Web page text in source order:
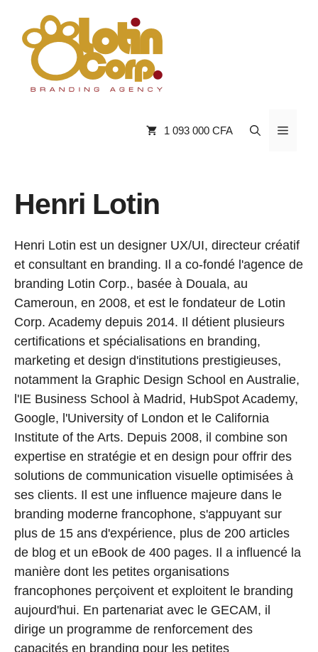
contenu
1 093 000 CFA Menu
Henri Lotin
Henri Lotin est un designer UX/UI, directeur créatif
et consultant en branding. Il a co-fondé l'agence de
branding Lotin Corp., basée à Douala, au
Cameroun, en 2008, et est le fondateur de Lotin
Corp. Academy depuis 2014. Il détient plusieurs
certifications et spécialisations en branding,
marketing et design d'institutions prestigieuses,
notamment la Graphic Design School en Australie,
l'IE Business School à Madrid, HubSpot Academy,
Google, l'University of London et le California
Institute of the Arts. Depuis 2008, il combine son
expertise en stratégie et en design pour offrir des
solutions de communication visuelle optimisées à
ses clients. Il est une influence majeure dans le
branding moderne francophone, s'appuyant sur
plus de 15 ans d'expérience, plus de 200 articles
de blog et un eBook de 400 pages. Il a influencé la
manière dont les petites organisations
francophones perçoivent et exploitent le branding
aujourd'hui. En partenariat avec le GECAM, il
dirige un programme de renforcement des
capacités en branding pour les petites